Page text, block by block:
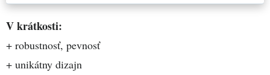
V krátkosti:
+ robustnosť, pevnosť
+ unikátny dizajn